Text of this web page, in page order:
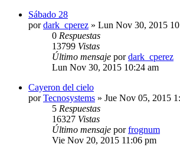
Sábado 28
pordark_cperez » Lun Nov 30, 2015
0 Respuestas
13799 Vistas
Último mensaje pordark_cperez
Lun Nov 30, 2015 10:24 am
Cayeron del cielo
porTecnosystems » Jue Nov 05, 2015
5 Respuestas
16327 Vistas
Último mensaje porfrognum
Vie Nov 20, 2015 11:06 pm